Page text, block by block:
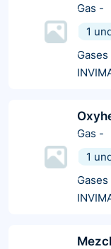
Gas -
1
Gas -
1